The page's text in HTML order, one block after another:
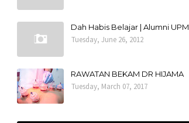
Dah Habis Belajar | Alumni UPM
Tuesday, June 26, 2012
RAWATAN BEKAM DR HIJAMA
Tuesday, March 07, 2017